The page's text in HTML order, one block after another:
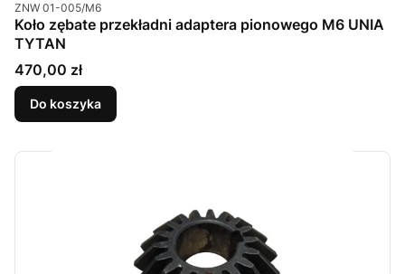
Kod produktu
ZNW 01-005/M6
Koło zębate przekładni adaptera pionowego M6 UNIA
TYTAN
Cena
470,00 zł
Do koszyka